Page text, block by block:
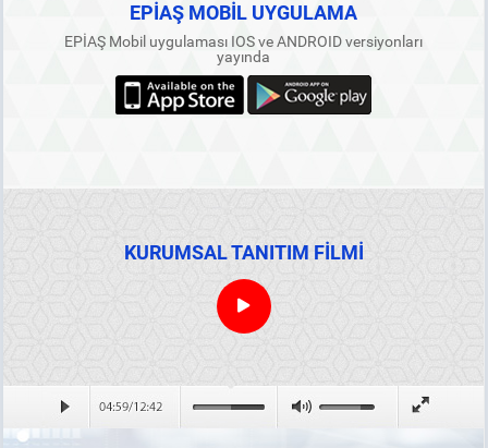
EPİAŞ MOBİL UYGULAMA
EPİAŞ Mobil uygulaması IOS ve ANDROID versiyonları
yayında
KURUMSAL TANITIM FİLMİ